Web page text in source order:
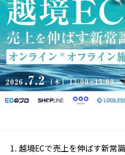
越境ECで売上を伸ばす新常